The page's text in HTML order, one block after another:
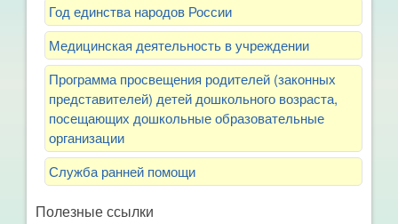
Год единства народов России
Медицинская деятельность в учреждении
Программа просвещения родителей (законных
представителей) детей дошкольного возраста,
посещающих дошкольные образовательные
организации
Служба ранней помощи
Полезные ссылки